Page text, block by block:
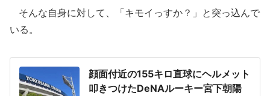
そんな自身に対して、「キモイっすか？」と突っ込んで
いる。
顔面付近の155キロ直球にヘルメット
叩きつけたDeNAルーキー宮下朝陽